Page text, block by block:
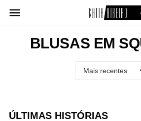
para
conteúdoBLUSAS EM
ÚLTIMAS HISTÓRIAS